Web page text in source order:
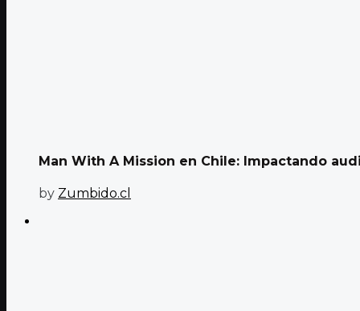
Man With A Mission en Chile: Impactando
by Zumbido.cl